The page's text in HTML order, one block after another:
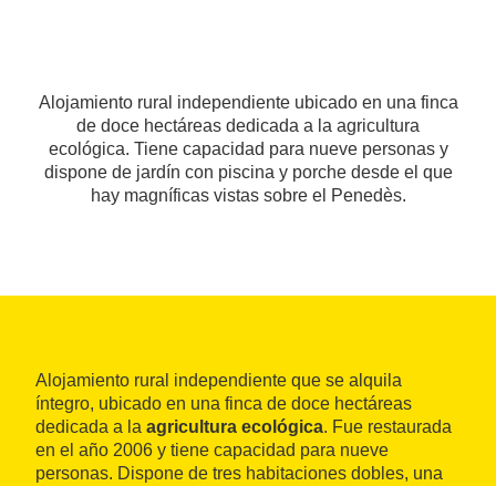
Alojamiento rural independiente ubicado en una finca
de doce hectáreas dedicada a la agricultura
ecológica. Tiene capacidad para nueve personas y
dispone de jardín con piscina y porche desde el que
hay magníficas vistas sobre el Penedès.
Alojamiento rural independiente que se alquila
íntegro, ubicado en una finca de doce hectáreas
dedicada a la agricultura ecológica. Fue restaurada
en el año 2006 y tiene capacidad para nueve
personas. Dispone de tres habitaciones dobles, una